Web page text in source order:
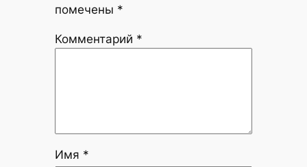
помечены *
Комментарий *
Имя *